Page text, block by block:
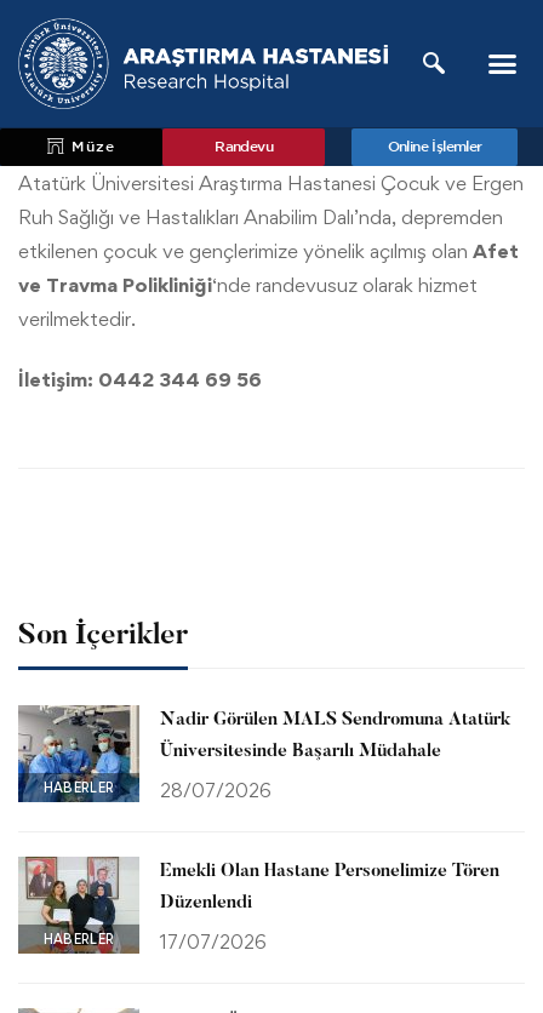
Müze Randevu Online İşlemler
Atatürk Üniversitesi Araştırma Hastanesi Çocuk ve Ergen
Ruh Sağlığı ve Hastalıkları Anabilim Dalı’nda, depremden
etkilenen çocuk ve gençlerimize yönelik açılmış olan Afet
ve Travma Polikliniği‘nde randevusuz olarak hizmet
verilmektedir.
İletişim: 0442 344 69 56
Son İçerikler
HABERLER
Nadir Görülen MALS Sendromuna Atatürk
Üniversitesinde Başarılı Müdahale
28/07/2026
HABERLER
Emekli Olan Hastane Personelimize Tören
Düzenlendi
17/07/2026